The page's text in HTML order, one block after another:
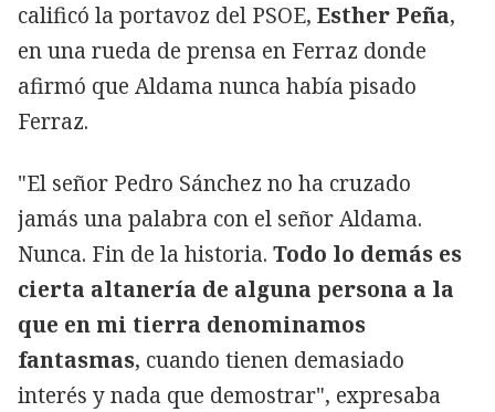
calificó la portavoz del PSOE, Esther Peña,
en una rueda de prensa en Ferraz donde
afirmó que Aldama nunca había pisado
Ferraz.
"El señor Pedro Sánchez no ha cruzado
jamás una palabra con el señor Aldama.
Nunca. Fin de la historia. Todo lo demás es
cierta altanería de alguna persona a la
que en mi tierra denominamos
fantasmas, cuando tienen demasiado
interés y nada que demostrar", expresaba